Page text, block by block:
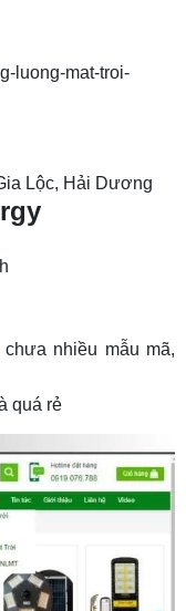
luong-mat-troi-
Lộc, Hải Dương
nhiều mẫu mã,
quá rẻ